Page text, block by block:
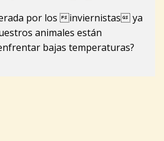
por los inviernistas ya
animales están
bajas temperaturas?